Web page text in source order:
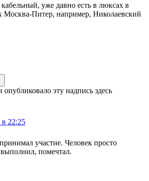
уже давно есть в люксах в
Москва-Питер, например, Николаевский
эту надпись здесь
22:25
участие. Человек просто
помечтал.